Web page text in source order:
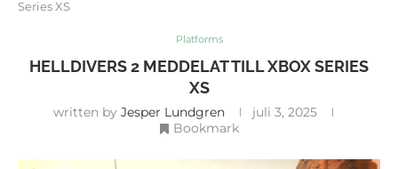
Series XS
Platforms
HELLDIVERS 2 MEDDELAT TILL XBOX SERIES
XS
written by Jesper Lundgren
juli 3, 2025
Bookmark